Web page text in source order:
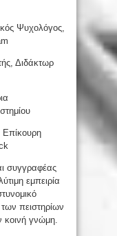
Ψυχολόγος,
Διδάκτωρ
Επίκουρη
συγγραφέας
εμπειρία
πειστηρίων
κοινή γνώμη.